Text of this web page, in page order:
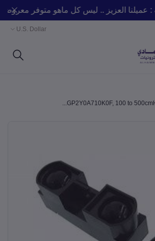
: عميلنا العزيز .. ليس كل ماهو متوفر
U.S. Dollar
GP2Y0A710K0F, 100 to